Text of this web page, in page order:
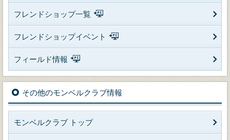
フレンドショップ一覧
フレンドショップイベント
フィールド情報
その他のモンベルクラブ情報
モンベルクラブ トップ